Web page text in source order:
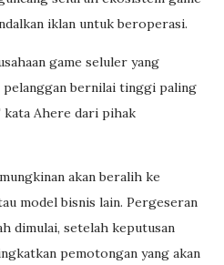
iklan untuk beroperasi.
game seluler yang
pelanggan bernilai tinggi paling
kata Ahere dari pihak
akan beralih ke
model bisnis lain. Pergeseran
dimulai, setelah keputusan
pemotongan yang akan